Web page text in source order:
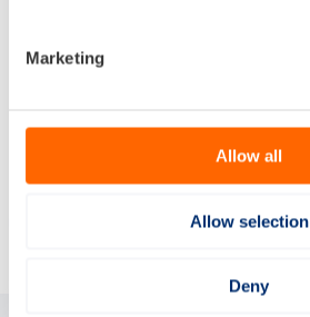
Marketing
Allow all
Allow selection
Deny